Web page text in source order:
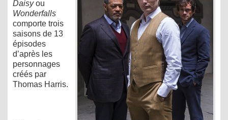
Daisyou
Wonderfalls
comporte trois
saisons de 13
épisodes
d’après les
personnages
créés par
Thomas Harris.